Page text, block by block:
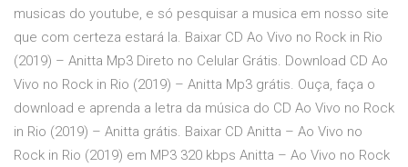
musicas do youtube, e só pesquisar a musica em nosso site
que com certeza estará la. Baixar CD Ao Vivo no Rock in Rio
(2019) – Anitta Mp3 Direto no Celular Grátis. Download CD Ao
Vivo no Rock in Rio (2019) – Anitta Mp3 grátis. Ouça, faça o
download e aprenda a letra da música do CD Ao Vivo no Rock
in Rio (2019) – Anitta grátis. Baixar CD Anitta – Ao Vivo no
Rock in Rio (2019) em MP3 320 kbps Anitta – Ao Vivo no Rock